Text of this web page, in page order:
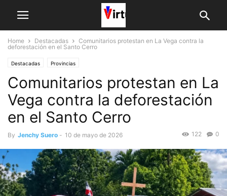
Home Destacadas
Comunitarios protestan en La Vega contra la
deforestación en el Santo Cerro
Destacadas Provincias
Comunitarios protestan en La
Vega contra la deforestación
en el Santo Cerro
By Jenchy Suero - 10 de mayo de 2026 0
122